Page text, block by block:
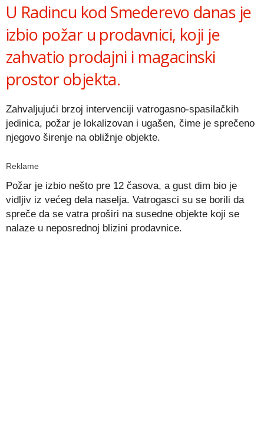
U Radincu kod Smederevo danas je
izbio požar u prodavnici, koji je
zahvatio prodajni i magacinski
prostor objekta.
Zahvaljujući brzoj intervenciji vatrogasno-spasilačkih
jedinica, požar je lokalizovan i ugašen, čime je sprečeno
njegovo širenje na obližnje objekte.
Reklame
Požar je izbio nešto pre 12 časova, a gust dim bio je
vidljiv iz većeg dela naselja. Vatrogasci su se borili da
spreče da se vatra proširi na susedne objekte koji se
nalaze u neposrednoj blizini prodavnice.